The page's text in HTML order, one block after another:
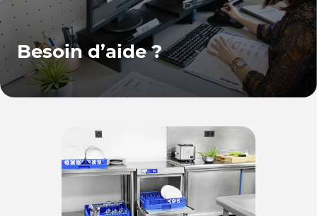
Besoin d’aide ?